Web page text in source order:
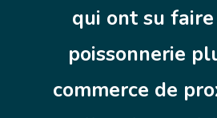
qui ont su
poissonnerie
commerce de